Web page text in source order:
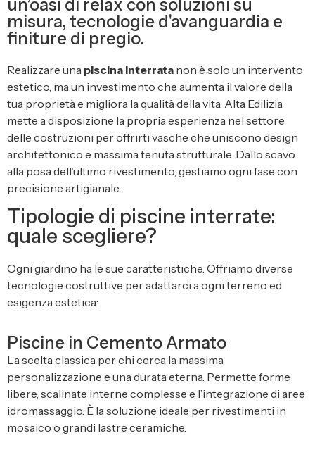
un’oasi di relax con soluzioni su
misura, tecnologie d'avanguardia e
finiture di pregio.
Realizzare una piscina interrata non è solo un intervento
estetico, ma un investimento che aumenta il valore della
tua proprietà e migliora la qualità della vita. Alta Edilizia
mette a disposizione la propria esperienza nel settore
delle costruzioni per offrirti vasche che uniscono design
architettonico e massima tenuta strutturale. Dallo scavo
alla posa dell’ultimo rivestimento, gestiamo ogni fase con
precisione artigianale.
Tipologie di piscine interrate:
quale scegliere?
Ogni giardino ha le sue caratteristiche. Offriamo diverse
tecnologie costruttive per adattarci a ogni terreno ed
esigenza estetica:
Piscine in Cemento Armato
La scelta classica per chi cerca la massima
personalizzazione e una durata eterna. Permette forme
libere, scalinate interne complesse e l’integrazione di aree
idromassaggio. È la soluzione ideale per rivestimenti in
mosaico o grandi lastre ceramiche.